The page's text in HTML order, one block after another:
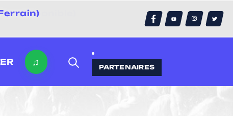
♫ PARTENAIRES